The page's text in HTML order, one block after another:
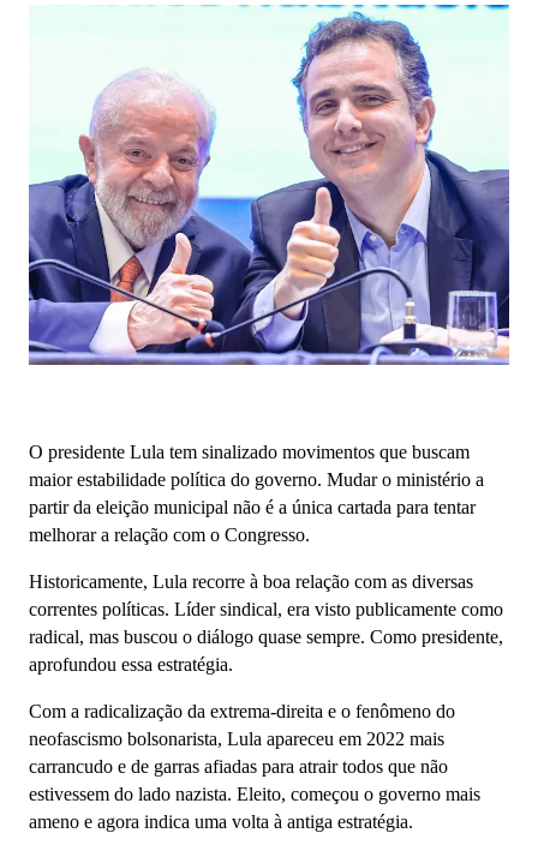
O presidente Lula tem sinalizado movimentos que buscam
maior estabilidade política do governo. Mudar o ministério a
partir da eleição municipal não é a única cartada para tentar
melhorar a relação com o Congresso.
Historicamente, Lula recorre à boa relação com as diversas
correntes políticas. Líder sindical, era visto publicamente como
radical, mas buscou o diálogo quase sempre. Como presidente,
aprofundou essa estratégia.
Com a radicalização da extrema-direita e o fenômeno do
neofascismo bolsonarista, Lula apareceu em 2022 mais
carrancudo e de garras afiadas para atrair todos que não
estivessem do lado nazista. Eleito, começou o governo mais
ameno e agora indica uma volta à antiga estratégia.